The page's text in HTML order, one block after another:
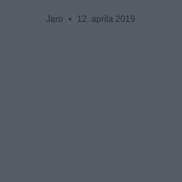
Jaro 12. apríla 2019